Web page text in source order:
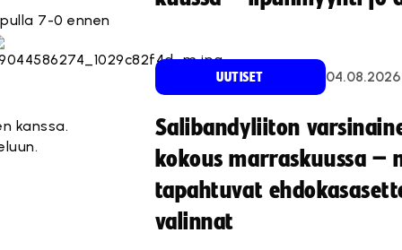
7-0 ennen
kanssa.
UUTISET 04.08.2026
Salibandyliiton
kokous marraskuussa –
tapahtuvat
valinnat